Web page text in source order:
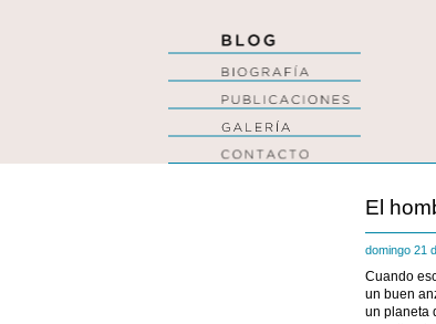
El
domingo 21
Cuando
un buen
un planeta